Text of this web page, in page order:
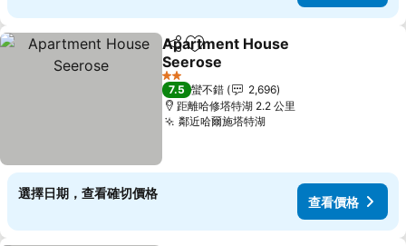
分享 加入我的最愛
Apartment House
Seerose
2 星級
7.5 蠻不錯
2,696
距離哈修塔特湖 2.2 公里
鄰近哈爾施塔特湖
選擇日期，查看確切價格
查看價格